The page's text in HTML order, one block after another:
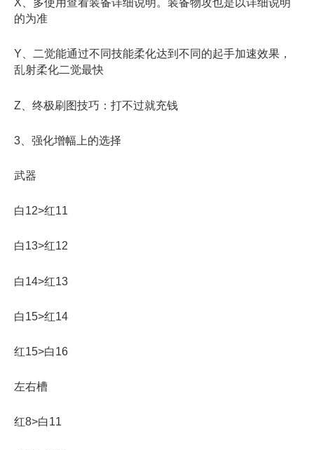
X、多使用查看装备详细说明。装备物攻也是以详细说明
的为准
Y、二觉能通过不同技能柔化达到不同的起手加速效果，
乱射柔化二觉最快
Z、终极刷图技巧：打不过就充钱
3、强化增幅上的选择
武器
白12>红11
白13>红12
白14>红13
白15>红14
红15>白16
左右槽
红8>白11